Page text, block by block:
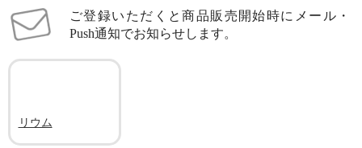
ご登録いただくと商品販売開始時にメール・
Push通知でお知らせします。
リウム